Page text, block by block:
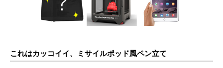
これはカッコイイ、ミサイルポッド風ペン立て